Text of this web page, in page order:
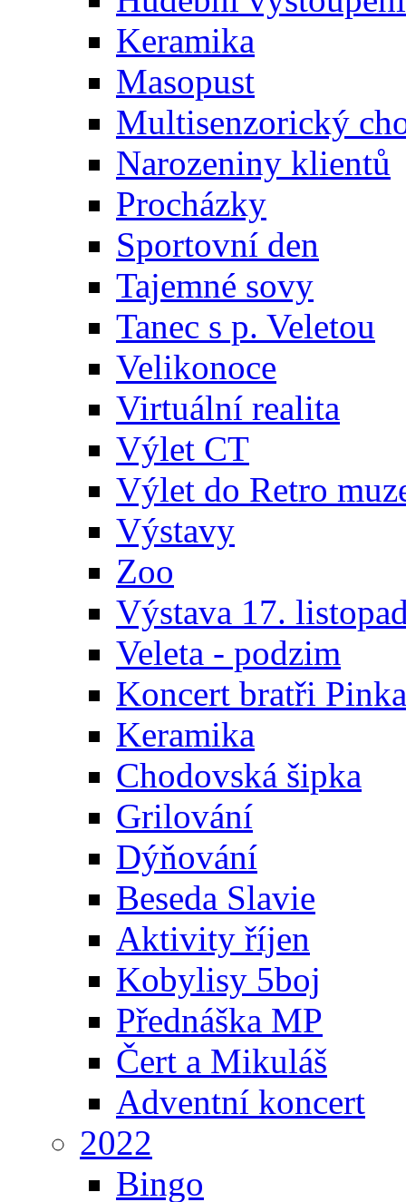
Keramika
Masopust
Multisenzorický
Narozeniny klientů
Procházky
Sportovní den
Tajemné sovy
Tanec s p. Veletou
Velikonoce
Virtuální realita
Výlet CT
Výlet do Retro
Výstavy
Zoo
Výstava 17.
Veleta - podzim
Koncert bratři
Keramika
Chodovská šipka
Grilování
Dýňování
Beseda Slavie
Aktivity říjen
Kobylisy 5boj
Přednáška MP
Čert a Mikuláš
Adventní koncert
2022
Bingo